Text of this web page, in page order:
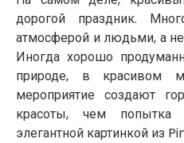
дорогой праздник.
атмосферой и людьми, а
Иногда хорошо
природе, в красивом
мероприятие создают
красоты, чем попытка
элегантной картинкой из